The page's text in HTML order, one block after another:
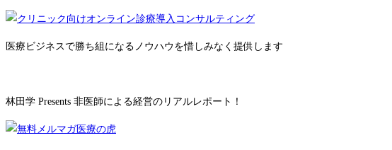
医療ビジネスで勝ち組になるノウハウを惜しみなく提供します
林田学 Presents 非医師による経営のリアルレポート！